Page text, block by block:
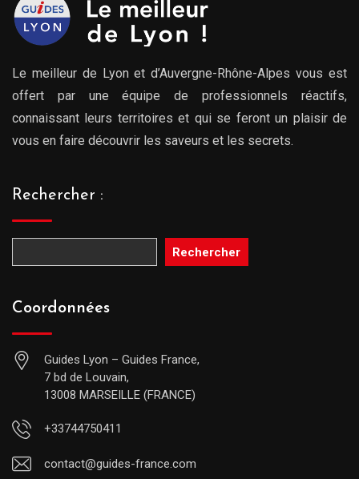
Le meilleur de Lyon et d’Auvergne-Rhône-Alpes vous est
offert par une équipe de professionnels réactifs,
connaissant leurs territoires et qui se feront un plaisir de
vous en faire découvrir les saveurs et les secrets.
Rechercher :
Rechercher
Coordonnées
Guides Lyon – Guides France,
7 bd de Louvain,
13008 MARSEILLE (FRANCE)
+33744750411
contact@guides-france.com